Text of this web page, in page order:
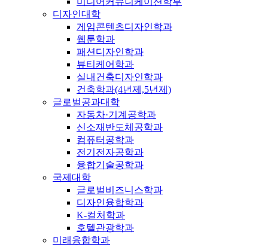
디자인대학
게임콘텐츠디자인학과
웹툰학과
패션디자인학과
뷰티케어학과
실내건축디자인학과
건축학과(4년제,5년제)
글로벌공과대학
자동차·기계공학과
신소재반도체공학과
컴퓨터공학과
전기전자공학과
융합기술공학과
국제대학
글로벌비즈니스학과
디자인융합학과
K-컬처학과
호텔관광학과
미래융합학과